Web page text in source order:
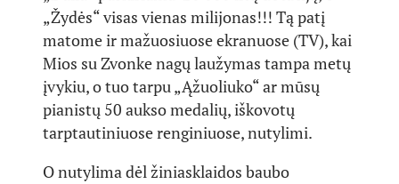
„Žydės“ visas vienas milijonas!!! Tą patį
matome ir mažuosiuose ekranuose (TV), kai
Mios su Zvonke nagų laužymas tampa metų
įvykiu, o tuo tarpu „Ąžuoliuko“ ar mūsų
pianistų 50 aukso medalių, iškovotų
tarptautiniuose renginiuose, nutylimi.
O nutylima dėl žiniasklaidos baubo